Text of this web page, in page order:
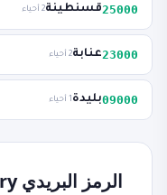
25000قسنطينة2 أحياء
23000عنابة2 أحياء
09000بليدة 1 أحياء